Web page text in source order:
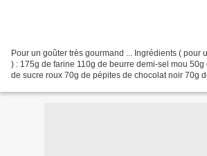
Pour un goûter très gourmand ... Ingrédients ( pour
) : 175g de farine 110g de beurre demi-sel mou
de sucre roux 70g de pépites de chocolat noir 70g